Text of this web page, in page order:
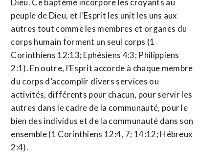
Dieu. Ce baptême incorpore les croyants au
peuple de Dieu, et l’Esprit les unit les uns aux
autres tout comme les membres et organes du
corps humain forment un seul corps (1
Corinthiens 12:13; Ephésiens 4:3; Philippiens
2:1). En outre, l’Esprit accorde à chaque membre
du corps d’accomplir divers services ou
activités, différents pour chacun, pour servir les
autres dans le cadre de la communauté, pour le
bien des individus et de la communauté dans son
ensemble (1 Corinthiens 12:4, 7; 14:12; Hébreux
2:4).